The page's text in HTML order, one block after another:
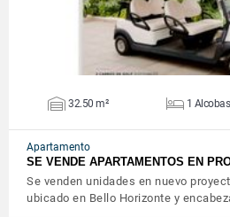
32.50 m² 1 Alcobas
Apartamento
SE VENDE APARTAMENTOS EN
Se venden unidades en nuevo
ubicado en Bello Horizonte y